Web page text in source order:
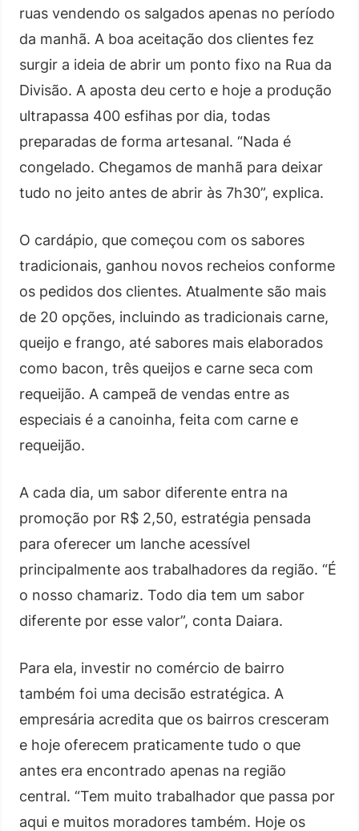
ruas vendendo os salgados apenas no período
da manhã. A boa aceitação dos clientes fez
surgir a ideia de abrir um ponto fixo na Rua da
Divisão. A aposta deu certo e hoje a produção
ultrapassa 400 esfihas por dia, todas
preparadas de forma artesanal. “Nada é
congelado. Chegamos de manhã para deixar
tudo no jeito antes de abrir às 7h30”, explica.
O cardápio, que começou com os sabores
tradicionais, ganhou novos recheios conforme
os pedidos dos clientes. Atualmente são mais
de 20 opções, incluindo as tradicionais carne,
queijo e frango, até sabores mais elaborados
como bacon, três queijos e carne seca com
requeijão. A campeã de vendas entre as
especiais é a canoinha, feita com carne e
requeijão.
A cada dia, um sabor diferente entra na
promoção por R$ 2,50, estratégia pensada
para oferecer um lanche acessível
principalmente aos trabalhadores da região. “É
o nosso chamariz. Todo dia tem um sabor
diferente por esse valor”, conta Daiara.
Para ela, investir no comércio de bairro
também foi uma decisão estratégica. A
empresária acredita que os bairros cresceram
e hoje oferecem praticamente tudo o que
antes era encontrado apenas na região
central. “Tem muito trabalhador que passa por
aqui e muitos moradores também. Hoje os